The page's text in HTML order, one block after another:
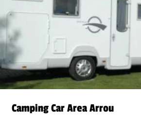
Camping Car Area Arrou